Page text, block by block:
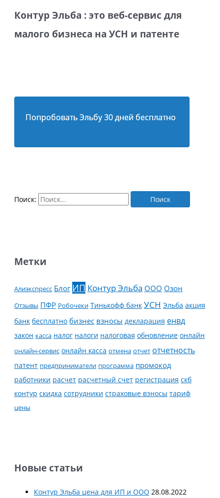
Контур Эльба : это веб-сервис для
малого бизнеса на УСН и патенте
Попробовать Эльбу 30 дней бесплатно
Поиск:
Метки
Алиэкспресс Блог ИП Контур Эльба ООО Озон
Отзывы ПФР Робочеки Тинькофф банк УСН Эльба акция
банк бесплатно бизнес взносы декларация енвд
закон касса налог налоги налоговая обновление онлайн
онлайн-сервис онлайн касса отмена отчет отчетность
патент предприниматели программа промокод
работники расчет расчетный счет регистрация скб
контур скидка сотрудники страховые взносы тариф
цены
Новые статьи
Контур Эльба цена для ИП и ООО 28.08.2022